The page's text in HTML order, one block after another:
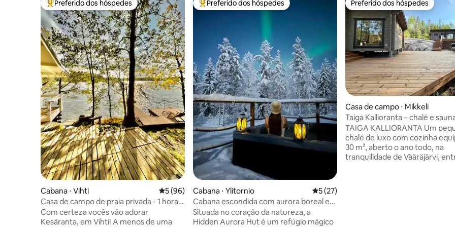
Entre os melhores preferidos dos hóspedes
Preferido dos hóspedes
Cabana ⋅ Vihti 5 de uma avaliação média de 5, 96 avaliações
5 (96)
Casa de campo de praia privada - 1 hora
de Helsinque
Com certeza vocês vão adorar
Kesäranta, em Vihti! A menos de uma
Entre os melhores preferidos dos hóspedes
Preferido dos hóspedes
Cabana ⋅ Ylitornio 5 de uma avaliação média de 5, 27
5 (27)
Cabana escondida com aurora boreal e
jacuzzi
Situada no coração da natureza, a
Hidden Aurora Hut é um refúgio mágico
Preferido dos hóspedes
Preferido dos hóspedes
Casa de campo ⋅ Mikkeli
Taiga Kallioranta – chalé e
TAIGA KALLIORANTA Um
chalé de luxo com cozinha
30 m², aberto o ano todo, na
tranquilidade de Vääräjärvi,